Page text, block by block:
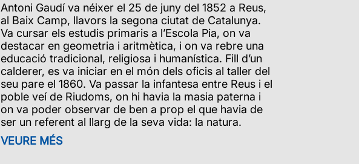
Antoni Gaudí va néixer el 25 de juny del 1852 a Reus,
al Baix Camp, llavors la segona ciutat de Catalunya.
Va cursar els estudis primaris a l’Escola Pia, on va
destacar en geometria i aritmètica, i on va rebre una
educació tradicional, religiosa i humanística. Fill d’un
calderer, es va iniciar en el món dels oficis al taller del
seu pare el 1860. Va passar la infantesa entre Reus i el
poble veí de Riudoms, on hi havia la masia paterna i
on va poder observar de ben a prop el que havia de
ser un referent al llarg de la seva vida: la natura.
VEURE MÉS